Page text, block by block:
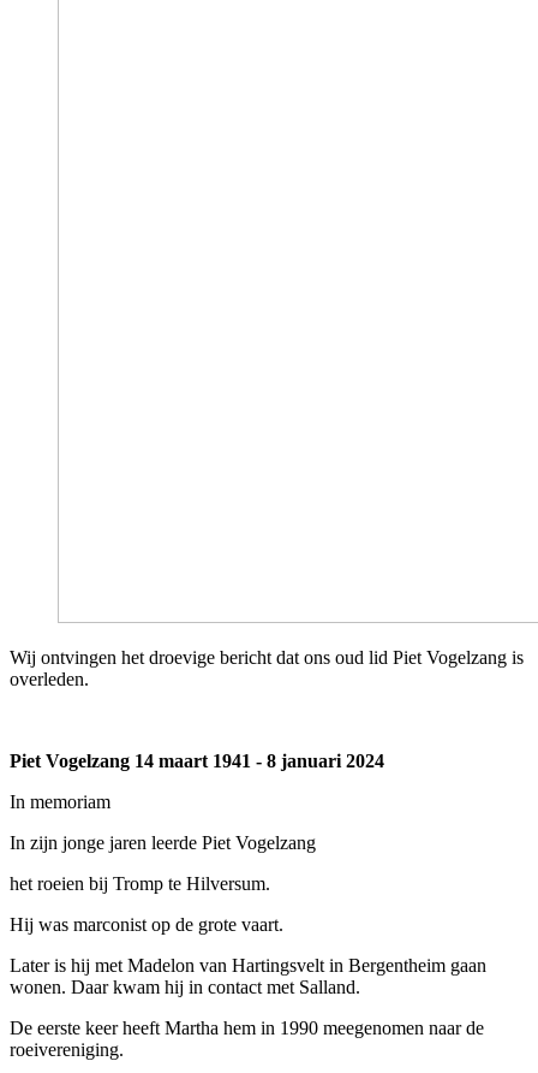
Wij ontvingen het droevige bericht dat ons oud lid Piet Vogelzang is
overleden.
Piet Vogelzang 14 maart 1941 - 8 januari 2024
In memoriam
In zijn jonge jaren leerde Piet Vogelzang
het roeien bij Tromp te Hilversum.
Hij was marconist op de grote vaart.
Later is hij met Madelon van Hartingsvelt in Bergentheim gaan
wonen. Daar kwam hij in contact met Salland.
De eerste keer heeft Martha hem in 1990 meegenomen naar de
roeivereniging.